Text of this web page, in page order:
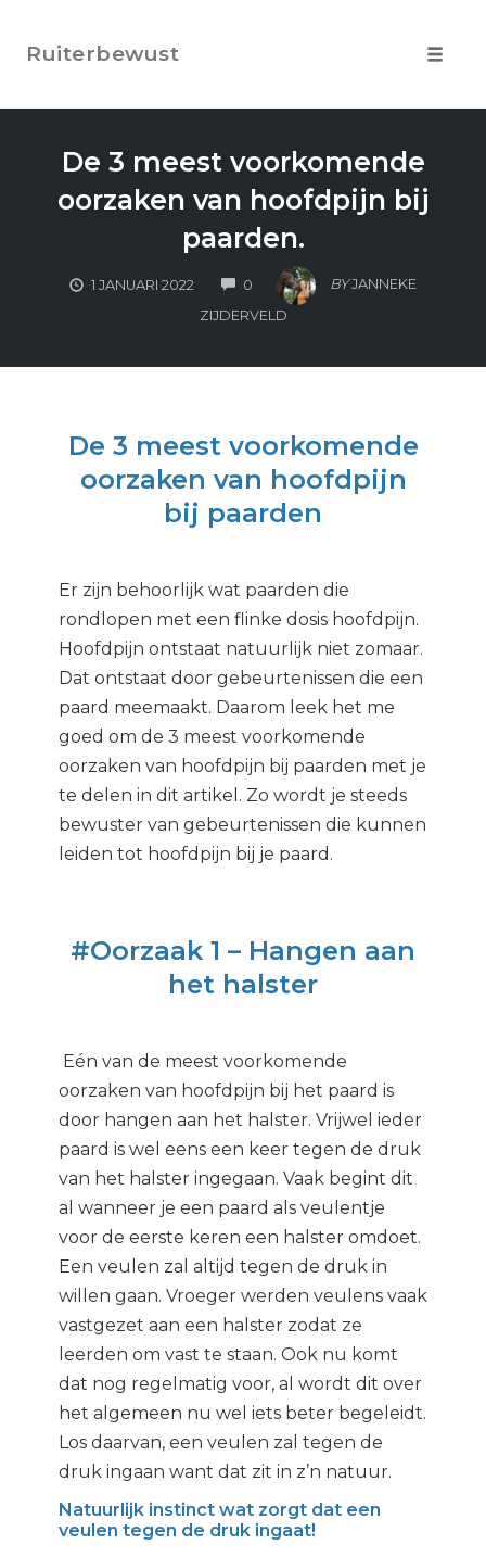
content
Ruiterbewust
De 3 meest voorkomende
oorzaken van hoofdpijn bij
paarden.
1 JANUARI 2022 0
COMMENTS
BY JANNEKE
ZIJDERVELD
De 3 meest voorkomende
oorzaken van hoofdpijn
bij paarden
Er zijn behoorlijk wat paarden die
rondlopen met een flinke dosis hoofdpijn.
Hoofdpijn ontstaat natuurlijk niet zomaar.
Dat ontstaat door gebeurtenissen die een
paard meemaakt. Daarom leek het me
goed om de 3 meest voorkomende
oorzaken van hoofdpijn bij paarden met je
te delen in dit artikel. Zo wordt je steeds
bewuster van gebeurtenissen die kunnen
leiden tot hoofdpijn bij je paard.
#Oorzaak 1 – Hangen aan
het halster
Eén van de meest voorkomende
oorzaken van hoofdpijn bij het paard is
door hangen aan het halster. Vrijwel ieder
paard is wel eens een keer tegen de druk
van het halster ingegaan. Vaak begint dit
al wanneer je een paard als veulentje
voor de eerste keren een halster omdoet.
Een veulen zal altijd tegen de druk in
willen gaan. Vroeger werden veulens vaak
vastgezet aan een halster zodat ze
leerden om vast te staan. Ook nu komt
dat nog regelmatig voor, al wordt dit over
het algemeen nu wel iets beter begeleidt.
Los daarvan, een veulen zal tegen de
druk ingaan want dat zit in z’n natuur.
Natuurlijk instinct wat zorgt dat een
veulen tegen de druk ingaat!